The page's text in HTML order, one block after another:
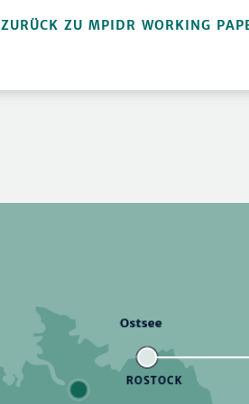
ZURÜCK ZU MPIDR WORKING